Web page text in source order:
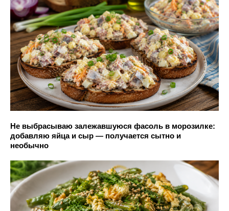
Не выбрасываю залежавшуюся фасоль в морозилке:
добавляю яйца и сыр — получается сытно и
необычно